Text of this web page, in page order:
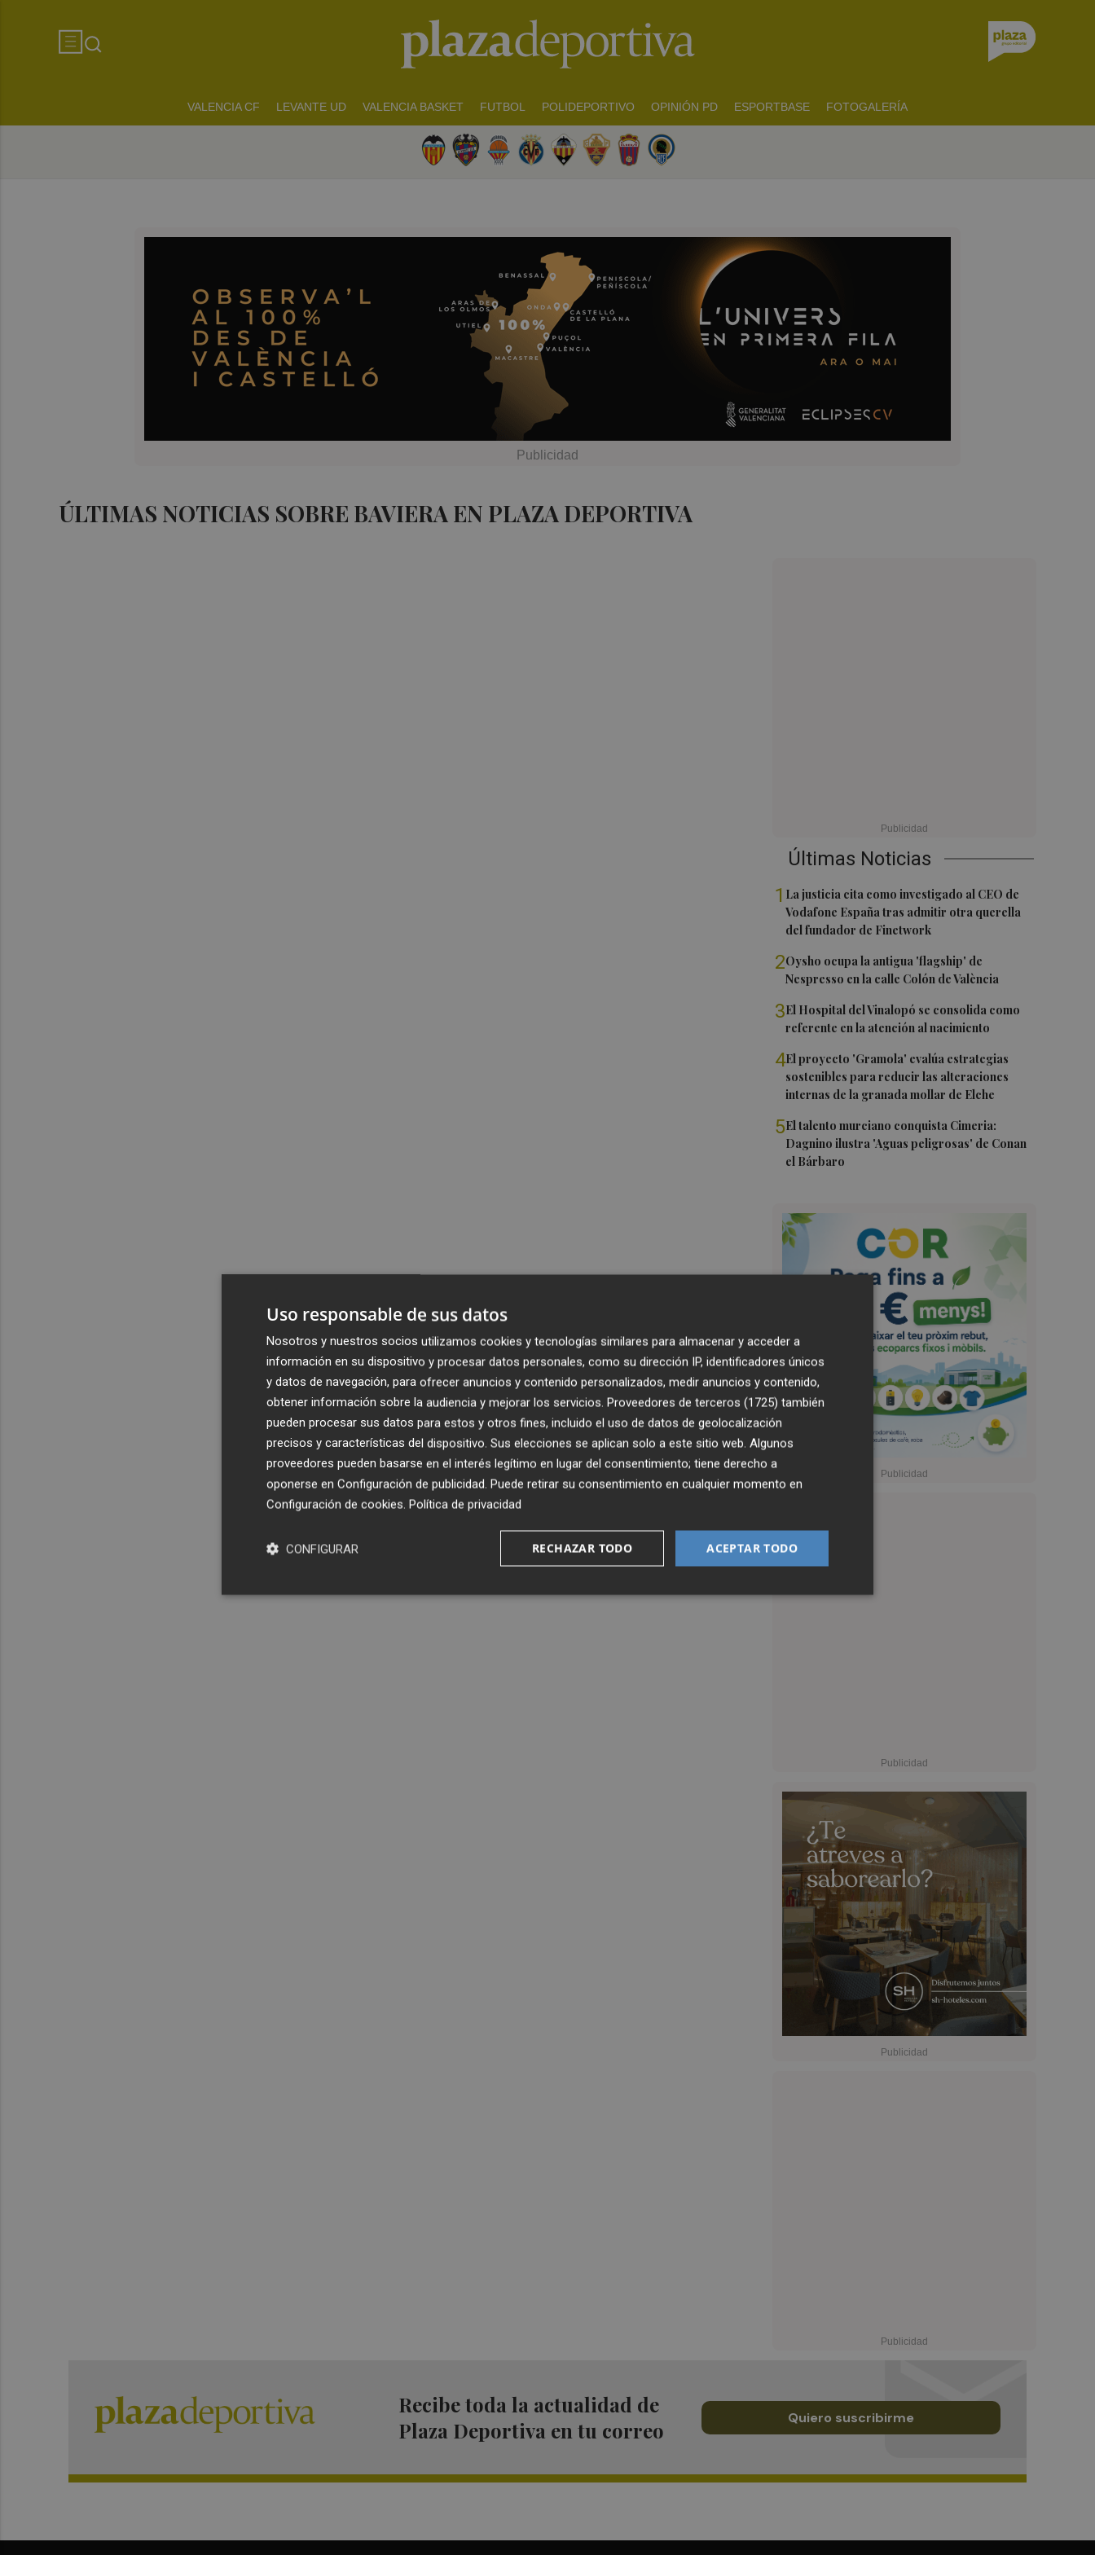
VALENCIA CF LEVANTE UD VALENCIA BASKET FUTBOL POLIDEPORTIVO OPINIÓN PD ESPORTBASE FOTOGALERÍA
ÚLTIMAS NOTICIAS SOBRE BAVIERA EN PLAZA DEPORTIVA
Últimas Noticias
1 La justicia cita como investigado al CEO de
Vodafone España tras admitir otra querella
del fundador de Finetwork
2Oysho ocupa la antigua 'flagship' de
Nespresso en la calle Colón de València
3El Hospital del Vinalopó se consolida como
referente en la atención al nacimiento
4El proyecto 'Gramola' evalúa estrategias
sostenibles para reducir las alteraciones
internas de la granada mollar de Elche
5El talento murciano conquista Cimeria:
Dagnino ilustra 'Aguas peligrosas' de Conan
el Bárbaro
Recibe toda la actualidad de
Plaza Deportiva en tu correo
Quiero suscribirme
Uso responsable de sus datos
Nosotros y nuestros socios utilizamos cookies y tecnologías similares para almacenar y acceder a
información en su dispositivo y procesar datos personales, como su dirección IP, identificadores únicos
y datos de navegación, para ofrecer anuncios y contenido personalizados, medir anuncios y contenido,
obtener información sobre la audiencia y mejorar los servicios. Proveedores de terceros (1725) también
pueden procesar sus datos para estos y otros fines, incluido el uso de datos de geolocalización
precisos y características del dispositivo. Sus elecciones se aplican solo a este sitio web. Algunos
proveedores pueden basarse en el interés legítimo en lugar del consentimiento; tiene derecho a
oponerse en Configuración de publicidad. Puede retirar su consentimiento en cualquier momento en
Configuración de cookies. Política de privacidad
ACEPTAR TODO
RECHAZAR TODO
CONFIGURAR